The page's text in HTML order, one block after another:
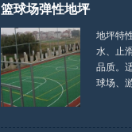
篮球场弹性地坪
地坪特
水、止
品质。
球场、